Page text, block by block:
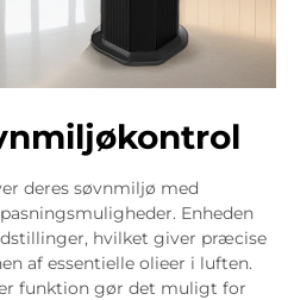
deres søvnmiljø med
Enheden
hvilket giver præcise
af essentielle olieer i luften.
funktion gør det muligt for